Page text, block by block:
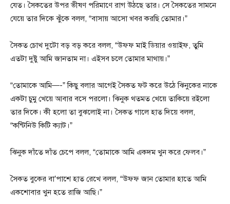
যেত। সৈকতের উপর ভীষণ পরিমাণে রাগ উঠছে তার। সে সৈকতের সামনে
যেয়ে তার দিকে ঝুঁকে বলল, “বাসায় আসো খবর করছি তোমার।”
সৈকত চোখ দুটো বড় বড় করে বলল, “উফফ মাই ডিয়ার ওয়াইফ, তুমি
এতটা দুষ্টু আমি জানতাম না। এইসব চলে তোমার মাথায়।”
“তোমাকে আমি—-” কিছু বলার আগেই সৈকত ফট করে উঠে ঝিনুকের নাকে
একটা চুমু খেয়ে আবার বসে পরলো। ঝিনুক থতমত খেয়ে তাকিয়ে রইলো
তার দিকে। কী হলো তা বুঝলোই না। সৈকত গালে হাত দিয়ে বলল,
“কন্টিনিউ কিটি ক্যাট।”
ঝিনুক দাঁতে দাঁত চেপে বলল, “তোমাকে আমি একদম খুন করে ফেলব।”
সৈকত বুকের বা’পাশে হাত রেখে বলল, “উফফ জান তোমার হাতে আমি
একশোবার খুন হতে রাজি আছি।”